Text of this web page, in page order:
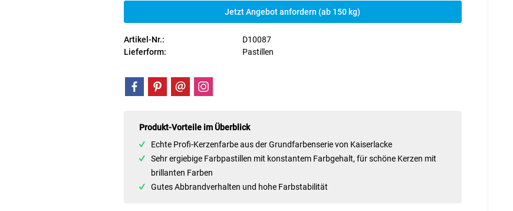
Jetzt Angebot anfordern (ab 150 kg)
Artikel-Nr.:
D10087
Lieferform:
Pastillen
Produkt-Vorteile im Überblick
Echte Profi-Kerzenfarbe aus der Grundfarbenserie von Kaiserlacke
Sehr ergiebige Farbpastillen mit konstantem Farbgehalt, für schöne Kerzen mit
brillanten Farben
Gutes Abbrandverhalten und hohe Farbstabilität